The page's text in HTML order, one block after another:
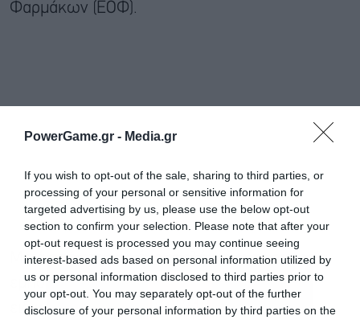
PowerGame.gr - Media.gr
If you wish to opt-out of the sale, sharing to third parties, or
processing of your personal or sensitive information for
targeted advertising by us, please use the below opt-out
section to confirm your selection. Please note that after your
opt-out request is processed you may continue seeing
interest-based ads based on personal information utilized by
us or personal information disclosed to third parties prior to
your opt-out. You may separately opt-out of the further
disclosure of your personal information by third parties on the
Φαρμάκων (ΕΟΦ).
Μετά από στοχευμένους ελέγχους σε εταιρεία
εμπορίας συμπληρωμάτων διατροφής και
ειδικότερα σε δύο αποθηκευτικούς χώρους,